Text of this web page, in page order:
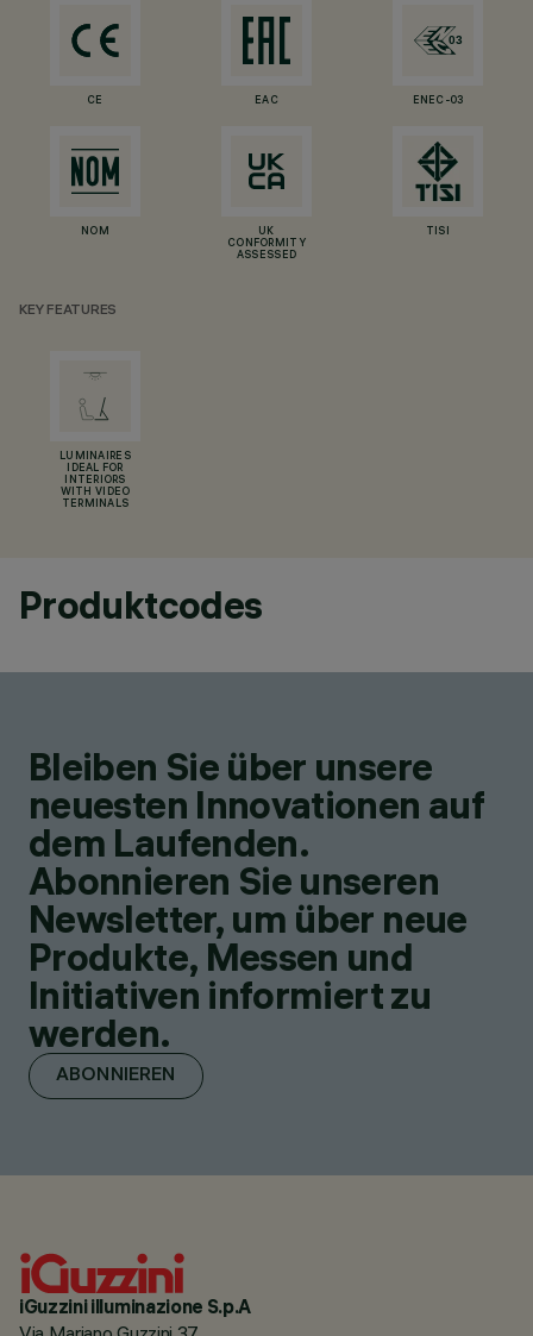
CE EAC ENEC-03
NOM
UK
CONFORMITY
ASSESSED
TISI
KEY FEATURES
LUMINAIRES
IDEAL FOR
INTERIORS
WITH VIDEO
TERMINALS
Produktcodes
Bleiben Sie über unsere
neuesten Innovationen auf
dem Laufenden.
Abonnieren Sie unseren
Newsletter, um über neue
Produkte, Messen und
Initiativen informiert zu
werden.
ABONNIEREN
iGuzzini illuminazione S.p.A